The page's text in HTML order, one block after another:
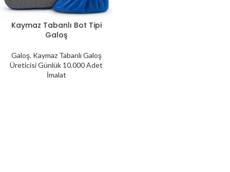
Kaymaz Tabanlı Bot Tipi
Galoş
Galoş, Kaymaz Tabanlı Galoş
Üreticisi Günlük 10.000 Adet
İmalat